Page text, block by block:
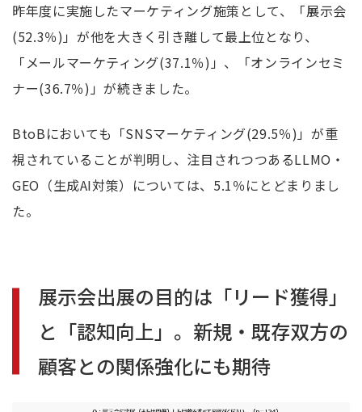
昨年度に実施したマーケティング施策として、「展示会
(52.3％) 」が他を大きく引き離して最上位となり、
「メールマーケティング(37.1％) 」、「オンラインセミ
ナー(36.7％) 」が続きました。
BtoBにおいても「SNSマーケティング(29.5％) 」が重
視されていることが判明し、注目されつつあるLLMO ・
GEO （生成AI対策）については、 5.1％にとどまりまし
た。
展示会出展の目的は「リード獲得」
と「認知向上」。 新規・既存双方の
顧客との関係強化にも期待